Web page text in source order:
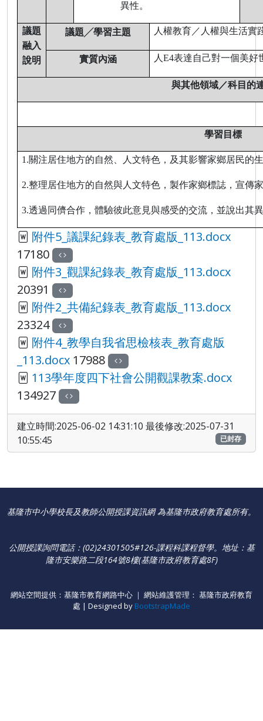
異性。
議題
融入
說明
議題 ╱學習主題 人權教育／人權與生活實
實質內涵 人E4表達自己對一個美好
與其他領域／科目的
學習目標
1.關注居住地方的自然、人文特色，及其影響家鄉居民的
2.整理居住地方的自然與人文特色，製作家鄉標誌，宣傳
3.透過同儕合作，體驗彼此意見與感受的交流，並說出其
附件5_議課紀錄表_教育處版_113.docx
17180
附件3_觀課紀錄表_教育處版_113.docx
20391
附件2_共備紀錄表_教育處版_113.docx
23324
附件4_教學自我省思檢核表_教育處版
_113.docx 17988
113學年度四下社會公開觀課教案.docx
134927
建立時間:2025-06-02 14:31:10 最後修改:2025-07-31
10:55:45
已封存
基隆市中小學校長及教師公開授課資訊網 為基隆巿政府教育處所有。
公開授課詢問電話：(02)24301505#126-課程科課程督學。 地址：基
隆市安樂路二段164號8樓(基隆市政府教育處8F)
網站空間提供：基隆市教育網路中心 ｜ 網站維護管理： 基隆市政府教育
處 | Designed by BootstrapMade